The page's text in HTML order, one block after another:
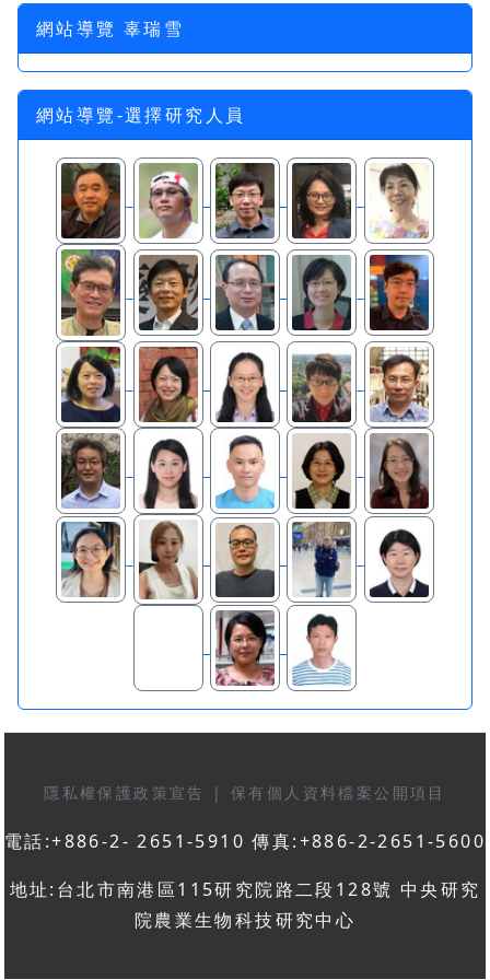
網站導覽 辜瑞雪
網站導覽-選擇研究人員
隱私權保護政策宣告 | 保有個人資料檔案公開項目
電話:+886-2- 2651-5910 傳真:+886-2-2651-5600
地址:台北市南港區115研究院路二段128號 中央研究
院農業生物科技研究中心